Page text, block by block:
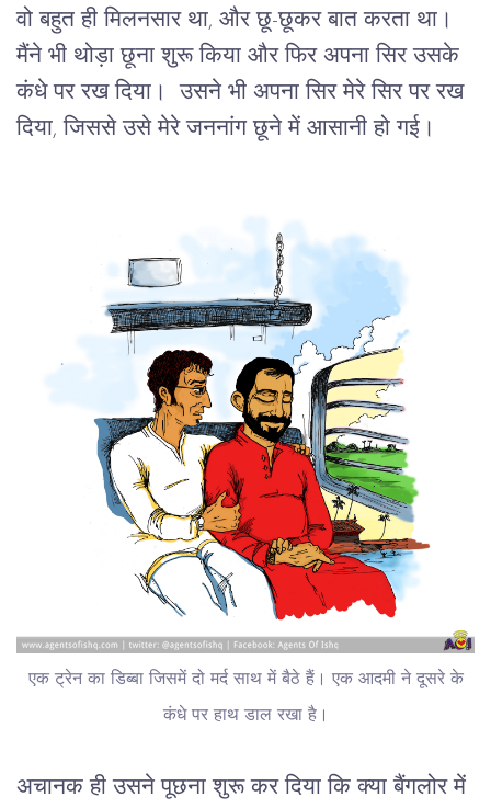
वो बहुत ही मिलनसार था, और छू-छूकर बात करता था।
मैंने भी थोड़ा छूना शुरू किया और फिर अपना सिर उसके
कंधे पर रख दिया। उसने भी अपना सिर मेरे सिर पर रख
दिया, जिससे उसे मेरे जननांग छूने में आसानी हो गई।
एक ट्रेन का डिब्बा जिसमें दो मर्द साथ में बैठे हैं। एक आदमी ने दूसरे के
कंधे पर हाथ डाल रखा है।
अचानक ही उसने पूछना शुरू कर दिया कि क्या बैंगलोर में